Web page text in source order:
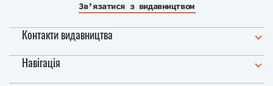
Зв’язатися з видавництвом
Контакти видавництва
Навігація